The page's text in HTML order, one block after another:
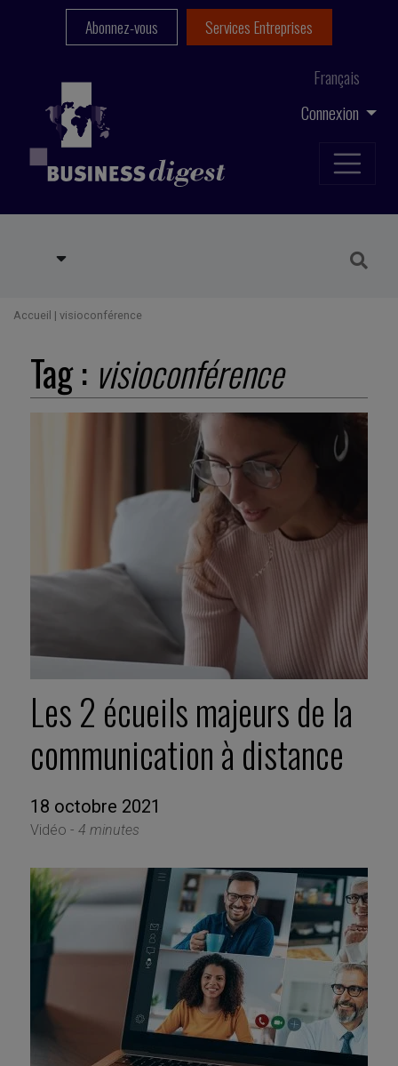
Connexion
Français
Abonnez-vous Services Entreprises
Accueil | visioconférence
Tag : visioconférence
Les 2 écueils majeurs de la
communication à distance
18 octobre 2021
Vidéo - 4 minutes